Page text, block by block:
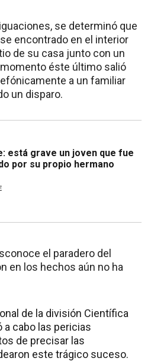
se determinó que
encontrado en el interior
de su casa junto con un
éste último salió
a un familiar
un disparo.
está grave un joven que fue
por su propio hermano
el paradero del
en los hechos aún no ha
de la división Científica
a cabo las pericias
de precisar las
este trágico suceso.